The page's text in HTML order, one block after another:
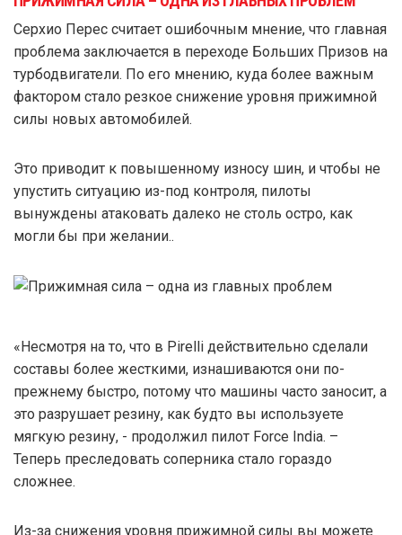
Серхио Перес считает ошибочным мнение, что главная
проблема заключается в переходе Больших Призов на
турбодвигатели. По его мнению, куда более важным
фактором стало резкое снижение уровня прижимной
силы новых автомобилей.
Это приводит к повышенному износу шин, и чтобы не
упустить ситуацию из-под контроля, пилоты
вынуждены атаковать далеко не столь остро, как
могли бы при желании..
«Несмотря на то, что в Pirelli действительно сделали
составы более жесткими, изнашиваются они по-
прежнему быстро, потому что машины часто заносит, а
это разрушает резину, как будто вы используете
мягкую резину, - продолжил пилот Force India. –
Теперь преследовать соперника стало гораздо
сложнее.
Из-за снижения уровня прижимной силы вы можете